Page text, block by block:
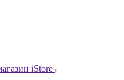
iStore